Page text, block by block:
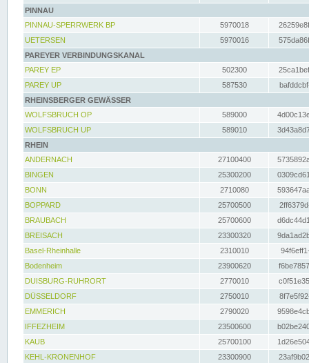
PINNAU
PINNAU-SPERRWERK BP
5970018
UETERSEN
5970016
PAREYER VERBINDUNGSKANAL
PAREY EP
502300
PAREY UP
587530
RHEINSBERGER GEWÄSSER
WOLFSBRUCH OP
589000
WOLFSBRUCH UP
589010
RHEIN
ANDERNACH
27100400
BINGEN
25300200
BONN
2710080
BOPPARD
25700500
BRAUBACH
25700600
BREISACH
23300320
Basel-Rheinhalle
2310010
Bodenheim
23900620
DUISBURG-RUHRORT
2770010
DÜSSELDORF
2750010
EMMERICH
2790020
IFFEZHEIM
23500600
KAUB
25700100
KEHL-KRONENHOF
23300900